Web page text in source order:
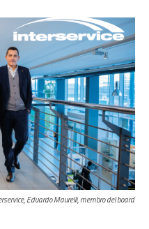
Eduardo Maurelli, membro del board